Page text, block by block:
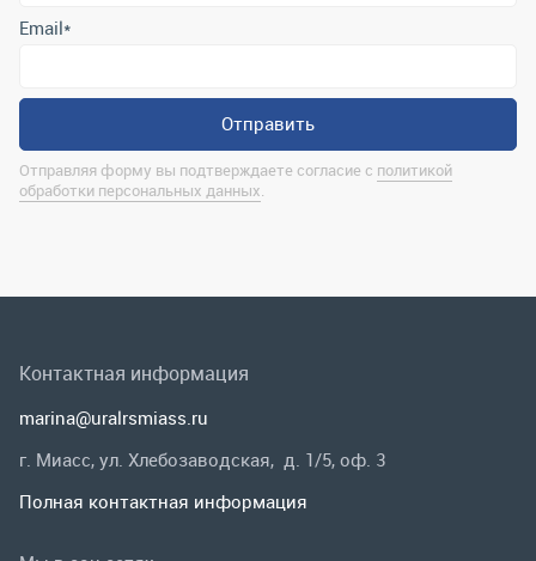
Контактная информация
marina@uralrsmiass.ru
Заказать звонок